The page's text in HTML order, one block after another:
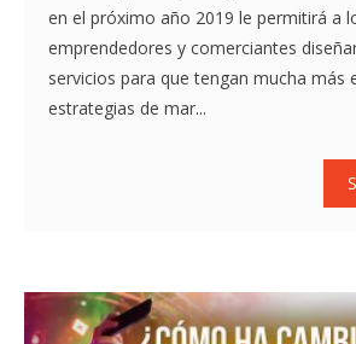
en el próximo año 2019 le permitirá a
emprendedores y comerciantes
servicios para que tengan mucha más
estrategias de mar...